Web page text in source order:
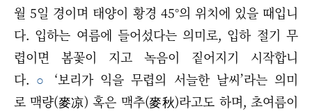
월 5일 경이며 태양이 황경 45°의 위치에 있을 때입니
다. 입하는 여름에 들어섰다는 의미로, 입하 절기 무
렵이면 봄꽃이 지고 녹음이 짙어지기 시작합니
다. ○
‘보리가 익을 무렵의 서늘한 날씨’라는 의미
로 맥량(麥凉) 혹은 맥추(麥秋)라고도 하며, 초여름이